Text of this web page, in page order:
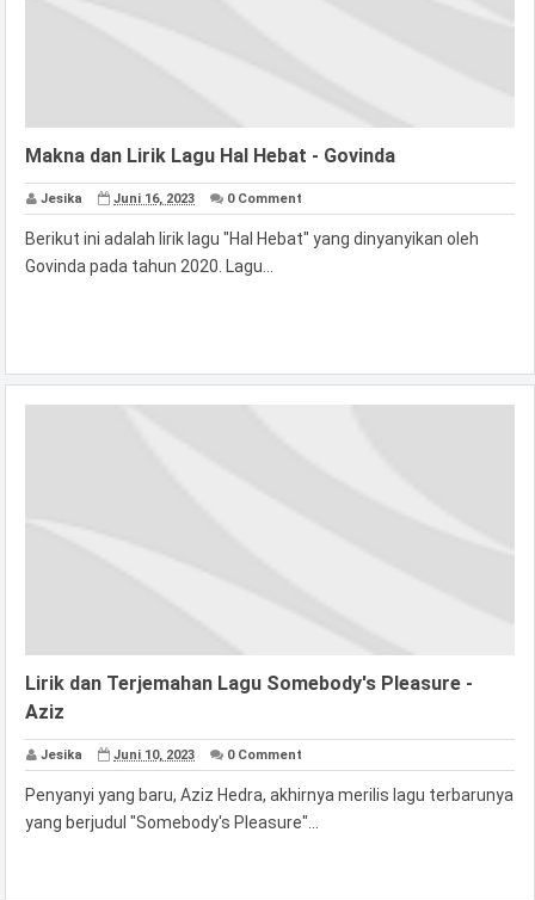
Makna dan Lirik Lagu Hal Hebat - Govinda
Jesika Juni 16, 2023 0 Comment
Berikut ini adalah lirik lagu "Hal Hebat" yang dinyanyikan oleh
Govinda pada tahun 2020. Lagu...
Lirik dan Terjemahan Lagu Somebody's Pleasure -
Aziz
Jesika Juni 10, 2023 0 Comment
Penyanyi yang baru, Aziz Hedra, akhirnya merilis lagu terbarunya
yang berjudul "Somebody's Pleasure"...